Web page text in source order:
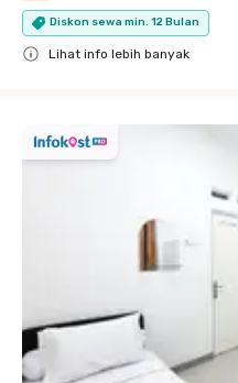
Diskon sewa min. 12 Bulan
Lihat info lebih banyak